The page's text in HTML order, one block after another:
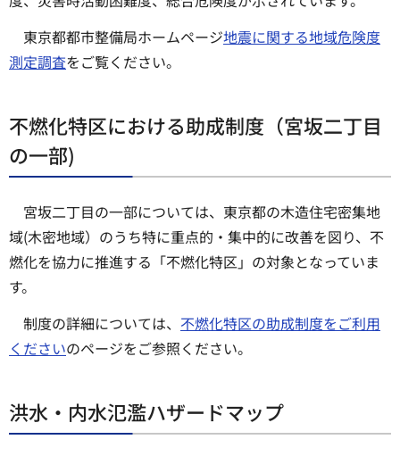
東京都都市整備局ホームページ地震に関する地域危険度
測定調査をご覧ください。
不燃化特区における助成制度（宮坂二丁目
の一部)
宮坂二丁目の一部については、東京都の木造住宅密集地
域(木密地域）のうち特に重点的・集中的に改善を図り、不
燃化を協力に推進する「不燃化特区」の対象となっていま
す。
制度の詳細については、 不燃化特区の助成制度をご利用
くださいのページをご参照ください。
洪水・内水氾濫ハザードマップ